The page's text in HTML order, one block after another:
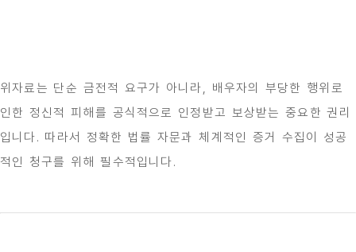
위자료는 단순 금전적 요구가 아니라, 배우자의 부당한 행위로
인한 정신적 피해를 공식적으로 인정받고 보상받는 중요한 권리
입니다. 따라서 정확한 법률 자문과 체계적인 증거 수집이 성공
적인 청구를 위해 필수적입니다.